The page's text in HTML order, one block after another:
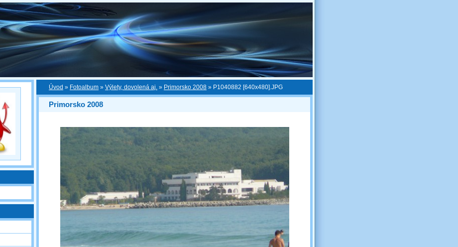
Úvod » Fotoalbum » Výlety, dovolená aj. » Primorsko 2008 » P1040882 [640x480].JPG
Primorsko 2008